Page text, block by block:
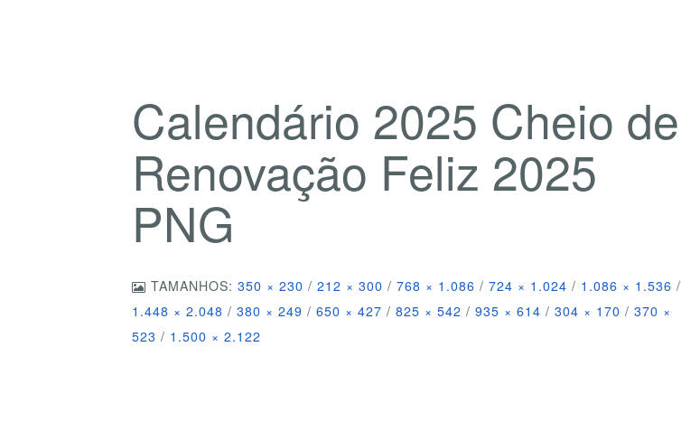
Calendário 2025 Cheio de
Renovação Feliz 2025
PNG
TAMANHOS:350 × 230 / 212 × 300 / 768 × 1.086 / 724 × 1.024 / 1.086 × 1.536 /
1.448 × 2.048 / 380 × 249 / 650 × 427 / 825 × 542 / 935 × 614 / 304 × 170 / 370 ×
523 / 1.500 × 2.122